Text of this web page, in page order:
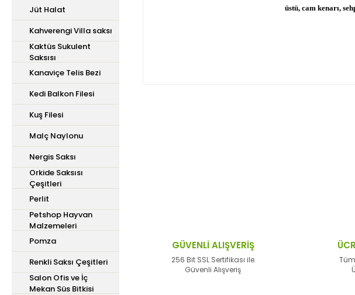
Jüt Halat
Kahverengi Villa saksı
Kaktüs Sukulent
Saksısı
Kanaviçe Telis Bezi
Kedi Balkon Filesi
Kuş Filesi
Malç Naylonu
Nergis Saksı
Orkide Saksısı
Çeşitleri
Perlit
Petshop Hayvan
Malzemeleri
Pomza
Renkli Saksı Çeşitleri
Salon Ofis ve İç
Mekan Süs Bitkisi
üstü, cam kenarı,
Ürün fiyatı diğer sitelerden daha pahalı.
Bu ürüne benzer farklı alternatifler olmalı.
GÜVENLİ ALIŞVERİŞ
256 Bit SSL Sertifikası ile
Güvenli Alışveriş